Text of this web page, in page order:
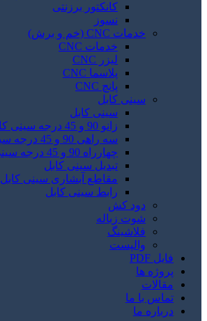
کانکتور برزنتی
نسوز
خدمات CNC (خم و برش)
خدمات CNC
لیزر CNC
پلاسما CNC
پانچ CNC
سینی کابل
سینی کابل
زانو 90 و 45 درجه سینی کابل افقی
سه راهی 90 و 45 درجه سینی کابل
چهارراه 90 و 45 درجه سینی کابل
تبدیل سینی کابل
مقاطع آبشاری سینی کابل
رابط سینی کابل
دود کش
شوت زباله
فلاشینگ
والپست
فایل PDF
پروژه ها
مقالات
تماس با ما
درباره ما